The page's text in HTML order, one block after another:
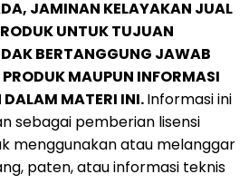
JAMINAN KELAYAKAN JUAL
UNTUK TUJUAN
BERTANGGUNG JAWAB
MAUPUN INFORMASI
MATERI INI.Informasi ini
sebagai pemberian lisensi
menggunakan atau melanggar
paten, atau informasi teknis